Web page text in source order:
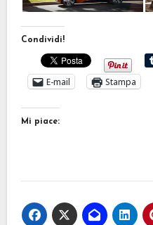
Condividi!
E-mail
Stampa
Mi piace: